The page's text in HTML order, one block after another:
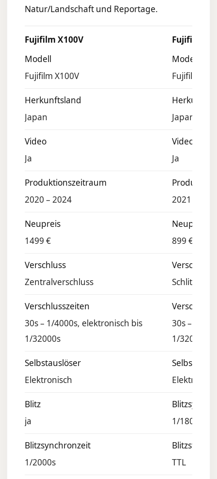
Natur/Landschaft und Reportage.
Fujifilm X100V
Modell
Fujifilm X100V
Herkunftsland
Japan
Video
Ja
Produktionszeitraum
2020 – 2024
Neupreis
1499 €
Verschluss
Zentralverschluss
Verschlusszeiten
30s – 1/4000s, elektronisch bis
1/32000s
Selbstauslöser
Elektronisch
Blitz
ja
Blitzsynchronzeit
1/2000s
Fujifilm X-
Modell
Fujifilm X-
Japan
Video
Ja
2021 –
Neupreis
899 €
Verschluss
30s – 1/
1/32000s
1/180s
TTL